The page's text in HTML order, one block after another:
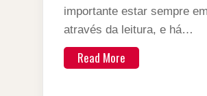
importante estar sempre
através da leitura, e há…
Read More